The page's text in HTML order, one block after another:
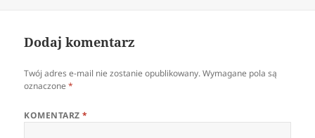
Dodaj komentarz
Twój adres e-mail nie zostanie opublikowany. Wymagane pola są
oznaczone*
KOMENTARZ*